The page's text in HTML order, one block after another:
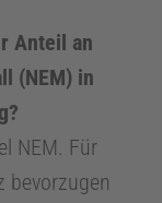
Anteil an
(NEM) in
NEM. Für
bevorzugen